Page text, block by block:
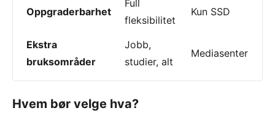
Oppgraderbarhet
Full
fleksibilitet
Kun SSD
Ekstra
bruksområder
Jobb,
studier, alt
Mediasenter
Hvem bør velge hva?